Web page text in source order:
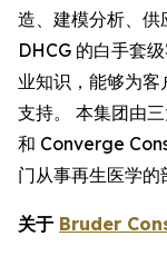
造、建模分析、供
DHCG 的白手套
业知识，能够为
支持。 本集团由
和 Converge
门从事再生医学的
关于 Bruder